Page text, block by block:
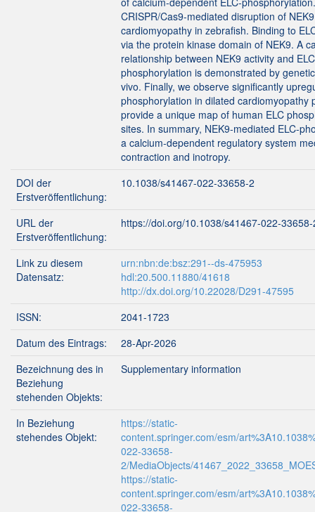
CRISPR/Cas9-mediated disruption of
cardiomyopathy in zebrafish. Binding to
via the protein kinase domain of NEK9. A
relationship between NEK9 activity and
phosphorylation is demonstrated by
vivo. Finally, we observe significantly
phosphorylation in dilated cardiomyopathy
provide a unique map of human ELC
sites. In summary, NEK9-mediated ELC-
a calcium-dependent regulatory system
contraction and inotropy.
DOI der
Erstveröffentlichung:
10.1038/s41467-022-33658-2
URL der
Erstveröffentlichung:
https://doi.org/10.1038/s41467-022-
Link zu diesem
Datensatz:
urn:nbn:de:bsz:291--ds-475953
hdl:20.500.11880/41618
http://dx.doi.org/10.22028/D291-47595
ISSN:
2041-1723
Datum des Eintrags:
28-Apr-2026
Bezeichnung des in
Beziehung
stehenden Objekts:
Supplementary information
In Beziehung
stehendes Objekt:
https://static-
content.springer.com/esm/
022-33658-
2/MediaObjects/
https://static-
content.springer.com/esm/
022-33658-